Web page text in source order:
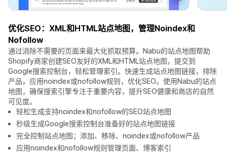
优化SEO：XML和HTML站点地图，管理Noindex和
Nofollow
通过消除不需要的页面来最大化抓取预算。Nabu的站点地图帮助
Shopify商家创建SEO友好的XML和HTML站点地图，提交到
Google搜索控制台，轻松管理索引。快速生成站点地图链接，排除
产品，应用noindex或nofollow规则，优化SEO。使用Nabu的站点
地图，确保搜索引擎专注于重要内容，提升SEO健康和商店的自然
可见度。
轻松生成支持noindex和nofollow的SEO站点地图
秒级生成Google搜索控制台准备好的站点地图链接
完全控制站点地图；添加、移除、noindex或nofollow产品
应用noindex和nofollow规则管理页面、博客索引